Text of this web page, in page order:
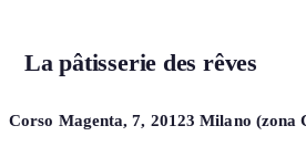
La pâtisserie des rêves
Corso Magenta, 7, 20123 Milano (zona